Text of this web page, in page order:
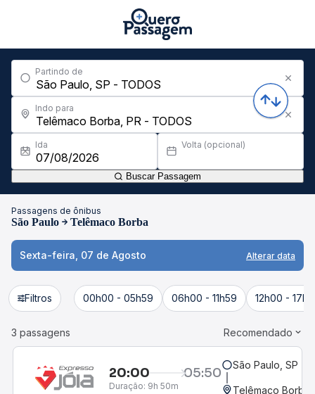
Partindo de
Indo para
Ida Volta (opcional)
Buscar Passagem
Passagens de ônibus
São Paulo Telêmaco Borba
Sexta-feira, 07 de Agosto Alterar data
Filtros 00h00 - 05h59 06h00 - 11h59 12h00 -
3 passagens Recomendado
20:00 05:50
Duração: 9h 50m
São Paulo, SP -
Telêmaco Borba,